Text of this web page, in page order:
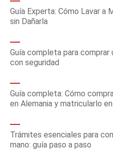
Guía Experta: Cómo Lavar a
sin Dañarla
Guía completa para comprar
con seguridad
Guía completa: Cómo
en Alemania y matricularlo
Trámites esenciales para
mano: guía paso a paso